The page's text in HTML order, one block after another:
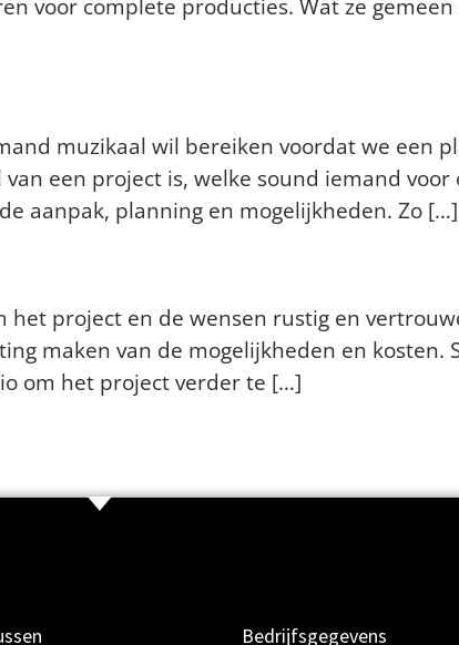
voor complete producties. Wat ze
muzikaal wil bereiken voordat we een
een project is, welke sound iemand
aanpak, planning en mogelijkheden. Zo […]
project en de wensen rustig en
maken van de mogelijkheden en kosten.
om het project verder te […]
Bedrijfsgegevens